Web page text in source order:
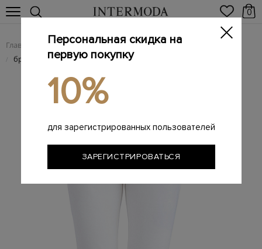
0
Главная Женщинам / Женская одежда / Женские брюки
/ брюки
Персональная скидка на
первую покупку
10%
для зарегистрированных пользователей
ЗАРЕГИСТРИРОВАТЬСЯ